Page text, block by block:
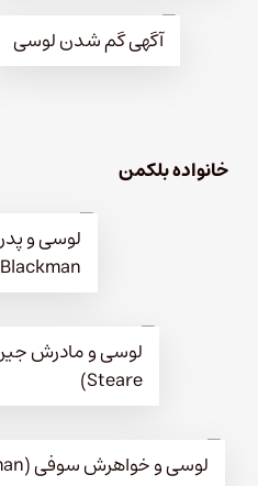
آگهی گم شدن لوسی
خانواده بلکمن
Blackman)
Steare)
لوسی و خواهرش سوفی (‌Sophie Blackman)